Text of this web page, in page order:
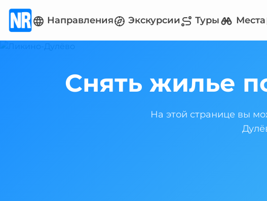
Направления Экскурсии Туры Места
Снять жилье
На этой странице вы